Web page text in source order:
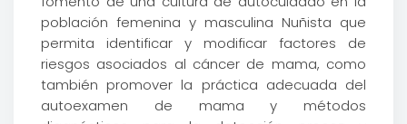
población femenina y masculina Nuñista que
permita identificar y modificar factores de
riesgos asociados al cáncer de mama, como
también promover la práctica adecuada del
autoexamen de mama y métodos